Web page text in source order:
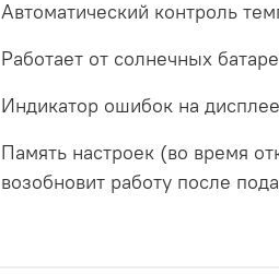
Автоматический контроль
Работает от солнечных
Индикатор ошибок на
Память настроек (во время
возобновит работу после